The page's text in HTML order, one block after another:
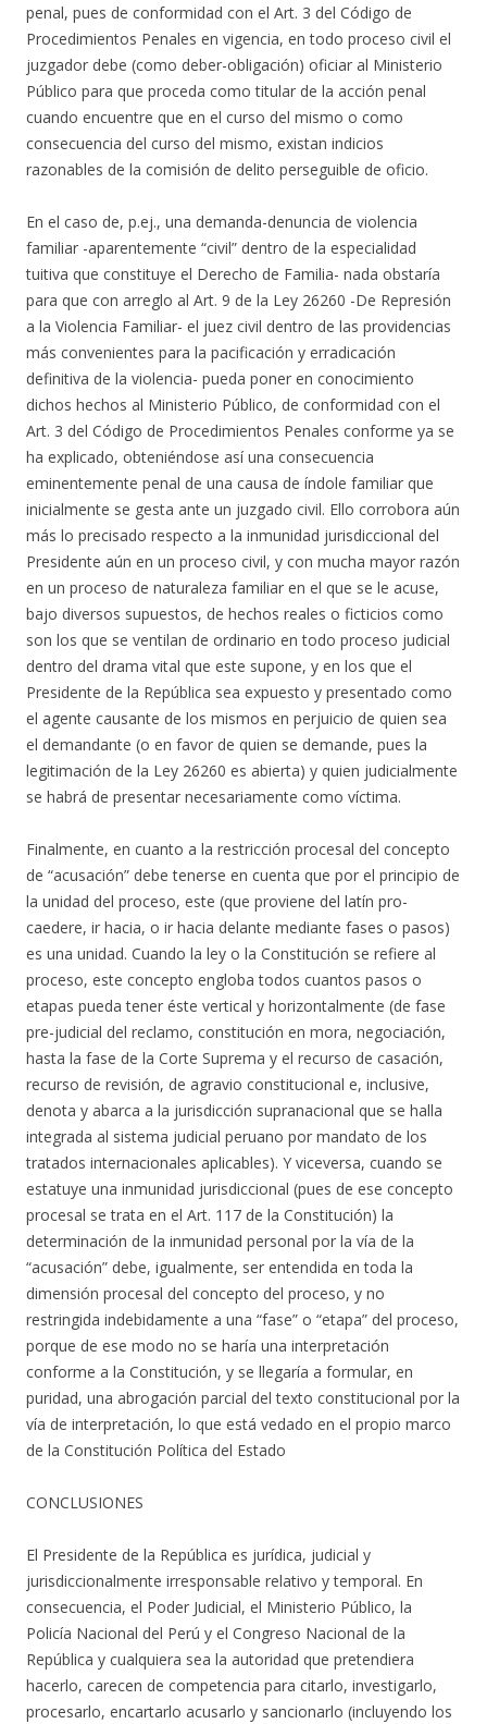
penal, pues de conformidad con el Art. 3 del Código de
Procedimientos Penales en vigencia, en todo proceso civil el
juzgador debe (como deber-obligación) oficiar al Ministerio
Público para que proceda como titular de la acción penal
cuando encuentre que en el curso del mismo o como
consecuencia del curso del mismo, existan indicios
razonables de la comisión de delito perseguible de oficio.
En el caso de, p.ej., una demanda-denuncia de violencia
familiar -aparentemente “civil” dentro de la especialidad
tuitiva que constituye el Derecho de Familia- nada obstaría
para que con arreglo al Art. 9 de la Ley 26260 -De Represión
a la Violencia Familiar- el juez civil dentro de las providencias
más convenientes para la pacificación y erradicación
definitiva de la violencia- pueda poner en conocimiento
dichos hechos al Ministerio Público, de conformidad con el
Art. 3 del Código de Procedimientos Penales conforme ya se
ha explicado, obteniéndose así una consecuencia
eminentemente penal de una causa de índole familiar que
inicialmente se gesta ante un juzgado civil. Ello corrobora aún
más lo precisado respecto a la inmunidad jurisdiccional del
Presidente aún en un proceso civil, y con mucha mayor razón
en un proceso de naturaleza familiar en el que se le acuse,
bajo diversos supuestos, de hechos reales o ficticios como
son los que se ventilan de ordinario en todo proceso judicial
dentro del drama vital que este supone, y en los que el
Presidente de la República sea expuesto y presentado como
el agente causante de los mismos en perjuicio de quien sea
el demandante (o en favor de quien se demande, pues la
legitimación de la Ley 26260 es abierta) y quien judicialmente
se habrá de presentar necesariamente como víctima.
Finalmente, en cuanto a la restricción procesal del concepto
de “acusación” debe tenerse en cuenta que por el principio de
la unidad del proceso, este (que proviene del latín pro-
caedere, ir hacia, o ir hacia delante mediante fases o pasos)
es una unidad. Cuando la ley o la Constitución se refiere al
proceso, este concepto engloba todos cuantos pasos o
etapas pueda tener éste vertical y horizontalmente (de fase
pre-judicial del reclamo, constitución en mora, negociación,
hasta la fase de la Corte Suprema y el recurso de casación,
recurso de revisión, de agravio constitucional e, inclusive,
denota y abarca a la jurisdicción supranacional que se halla
integrada al sistema judicial peruano por mandato de los
tratados internacionales aplicables). Y viceversa, cuando se
estatuye una inmunidad jurisdiccional (pues de ese concepto
procesal se trata en el Art. 117 de la Constitución) la
determinación de la inmunidad personal por la vía de la
“acusación” debe, igualmente, ser entendida en toda la
dimensión procesal del concepto del proceso, y no
restringida indebidamente a una “fase” o “etapa” del proceso,
porque de ese modo no se haría una interpretación
conforme a la Constitución, y se llegaría a formular, en
puridad, una abrogación parcial del texto constitucional por la
vía de interpretación, lo que está vedado en el propio marco
de la Constitución Política del Estado
CONCLUSIONES
El Presidente de la República es jurídica, judicial y
jurisdiccionalmente irresponsable relativo y temporal. En
consecuencia, el Poder Judicial, el Ministerio Público, la
Policía Nacional del Perú y el Congreso Nacional de la
República y cualquiera sea la autoridad que pretendiera
hacerlo, carecen de competencia para citarlo, investigarlo,
procesarlo, encartarlo acusarlo y sancionarlo (incluyendo los